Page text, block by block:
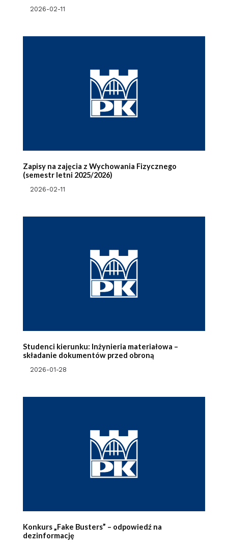
2026-02-11
Zapisy na zajęcia z Wychowania Fizycznego
(semestr letni 2025/2026)
2026-02-11
Studenci kierunku: Inżynieria materiałowa –
składanie dokumentów przed obroną
2026-01-28
Konkurs „Fake Busters” – odpowiedź na
dezinformację